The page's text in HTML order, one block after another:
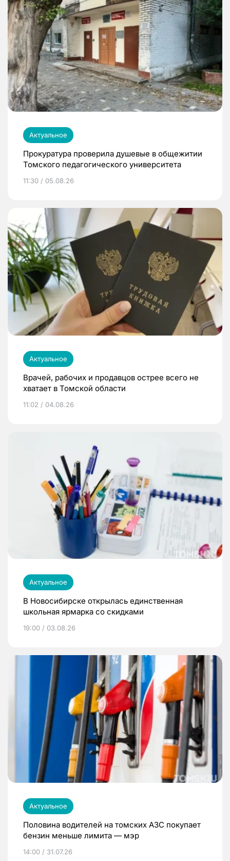
Актуальное
Прокуратура проверила душевые в общежитии
Томского педагогического университета
11:30 / 05.08.26
Актуальное
Врачей, рабочих и продавцов острее всего не
хватает в Томской области
11:02 / 04.08.26
Актуальное
В Новосибирске открылась единственная
школьная ярмарка со скидками
19:00 / 03.08.26
Актуальное
Половина водителей на томских АЗС покупает
бензин меньше лимита — мэр
14:00 / 31.07.26